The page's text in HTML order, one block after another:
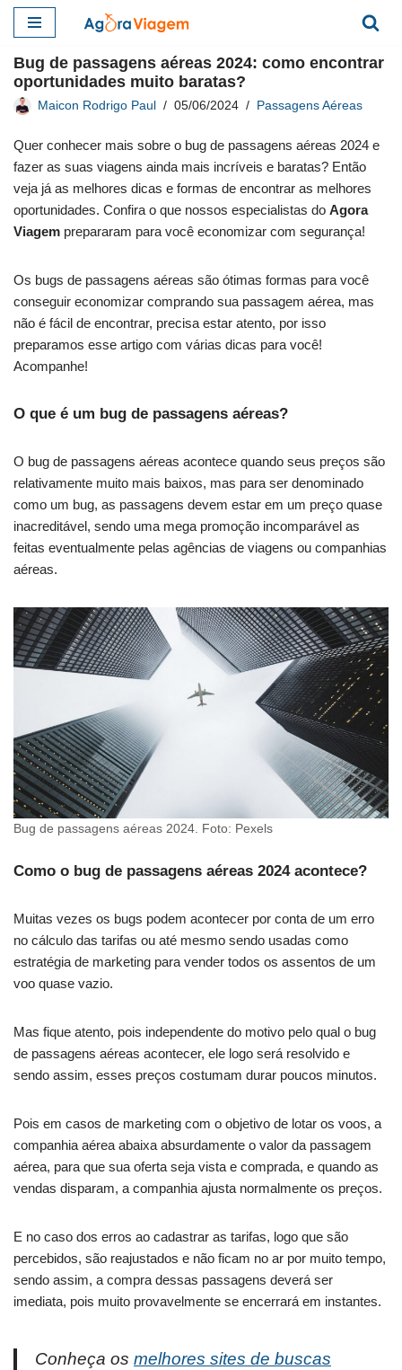
para
o
conteúdo
Bug de passagens aéreas 2024: como encontrar
oportunidades muito baratas?
Maicon Rodrigo Paul 05/06/2024 Passagens Aéreas
Quer conhecer mais sobre o bug de passagens aéreas 2024 e
fazer as suas viagens ainda mais incríveis e baratas? Então
veja já as melhores dicas e formas de encontrar as melhores
oportunidades. Confira o que nossos especialistas do Agora
Viagem prepararam para você economizar com segurança!
Os bugs de passagens aéreas são ótimas formas para você
conseguir economizar comprando sua passagem aérea, mas
não é fácil de encontrar, precisa estar atento, por isso
preparamos esse artigo com várias dicas para você!
Acompanhe!
O que é um bug de passagens aéreas?
O bug de passagens aéreas acontece quando seus preços são
relativamente muito mais baixos, mas para ser denominado
como um bug, as passagens devem estar em um preço quase
inacreditável, sendo uma mega promoção incomparável as
feitas eventualmente pelas agências de viagens ou companhias
aéreas.
Bug de passagens aéreas 2024. Foto: Pexels
Como o bug de passagens aéreas 2024 acontece?
Muitas vezes os bugs podem acontecer por conta de um erro
no cálculo das tarifas ou até mesmo sendo usadas como
estratégia de marketing para vender todos os assentos de um
voo quase vazio.
Mas fique atento, pois independente do motivo pelo qual o bug
de passagens aéreas acontecer, ele logo será resolvido e
sendo assim, esses preços costumam durar poucos minutos.
Pois em casos de marketing com o objetivo de lotar os voos, a
companhia aérea abaixa absurdamente o valor da passagem
aérea, para que sua oferta seja vista e comprada, e quando as
vendas disparam, a companhia ajusta normalmente os preços.
E no caso dos erros ao cadastrar as tarifas, logo que são
percebidos, são reajustados e não ficam no ar por muito tempo,
sendo assim, a compra dessas passagens deverá ser
imediata, pois muito provavelmente se encerrará em instantes.
Conheça os melhores sites de buscas